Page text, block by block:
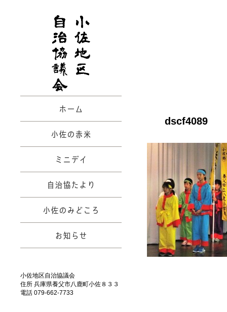
ホーム
小佐の赤米
ミニデイ
自治協たより
小佐のみどころ
お知らせ
小佐地区自治協議会
住所 兵庫県養父市八鹿町小佐８３３
電話 079-662-7733
dscf4089